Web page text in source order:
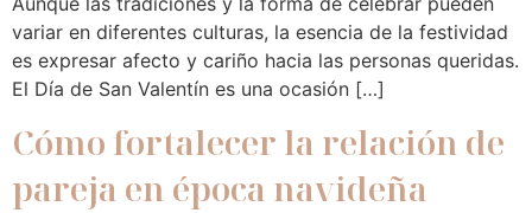
variar en diferentes culturas, la esencia de la festividad
es expresar afecto y cariño hacia las personas queridas.
El Día de San Valentín es una ocasión […]
Cómo fortalecer la relación de
pareja en época navideña